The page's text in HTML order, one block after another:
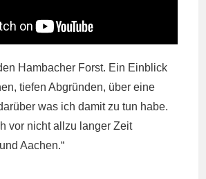
Hambacher Forst. Ein Einblick
tiefen Abgründen, über eine
was ich damit zu tun habe.
vor nicht allzu langer Zeit
Aachen.“